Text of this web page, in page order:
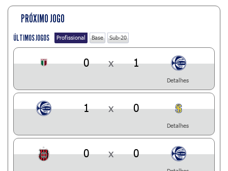
PRÓXIMO JOGO
ÚLTIMOS JOGOS Profissional Base Sub-20
0 x 1
Detalhes
1 x 0
Detalhes
0 x 0